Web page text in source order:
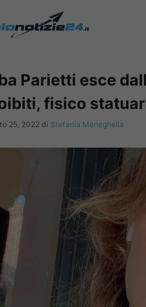
Parietti esce
fisico
25, 2022 di Stefania Meneghella